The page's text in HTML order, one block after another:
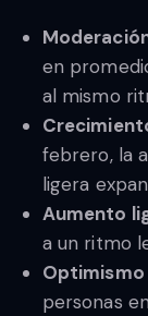
en
al mismo
febrero, la
ligera
Aumento
a un ritmo
personas